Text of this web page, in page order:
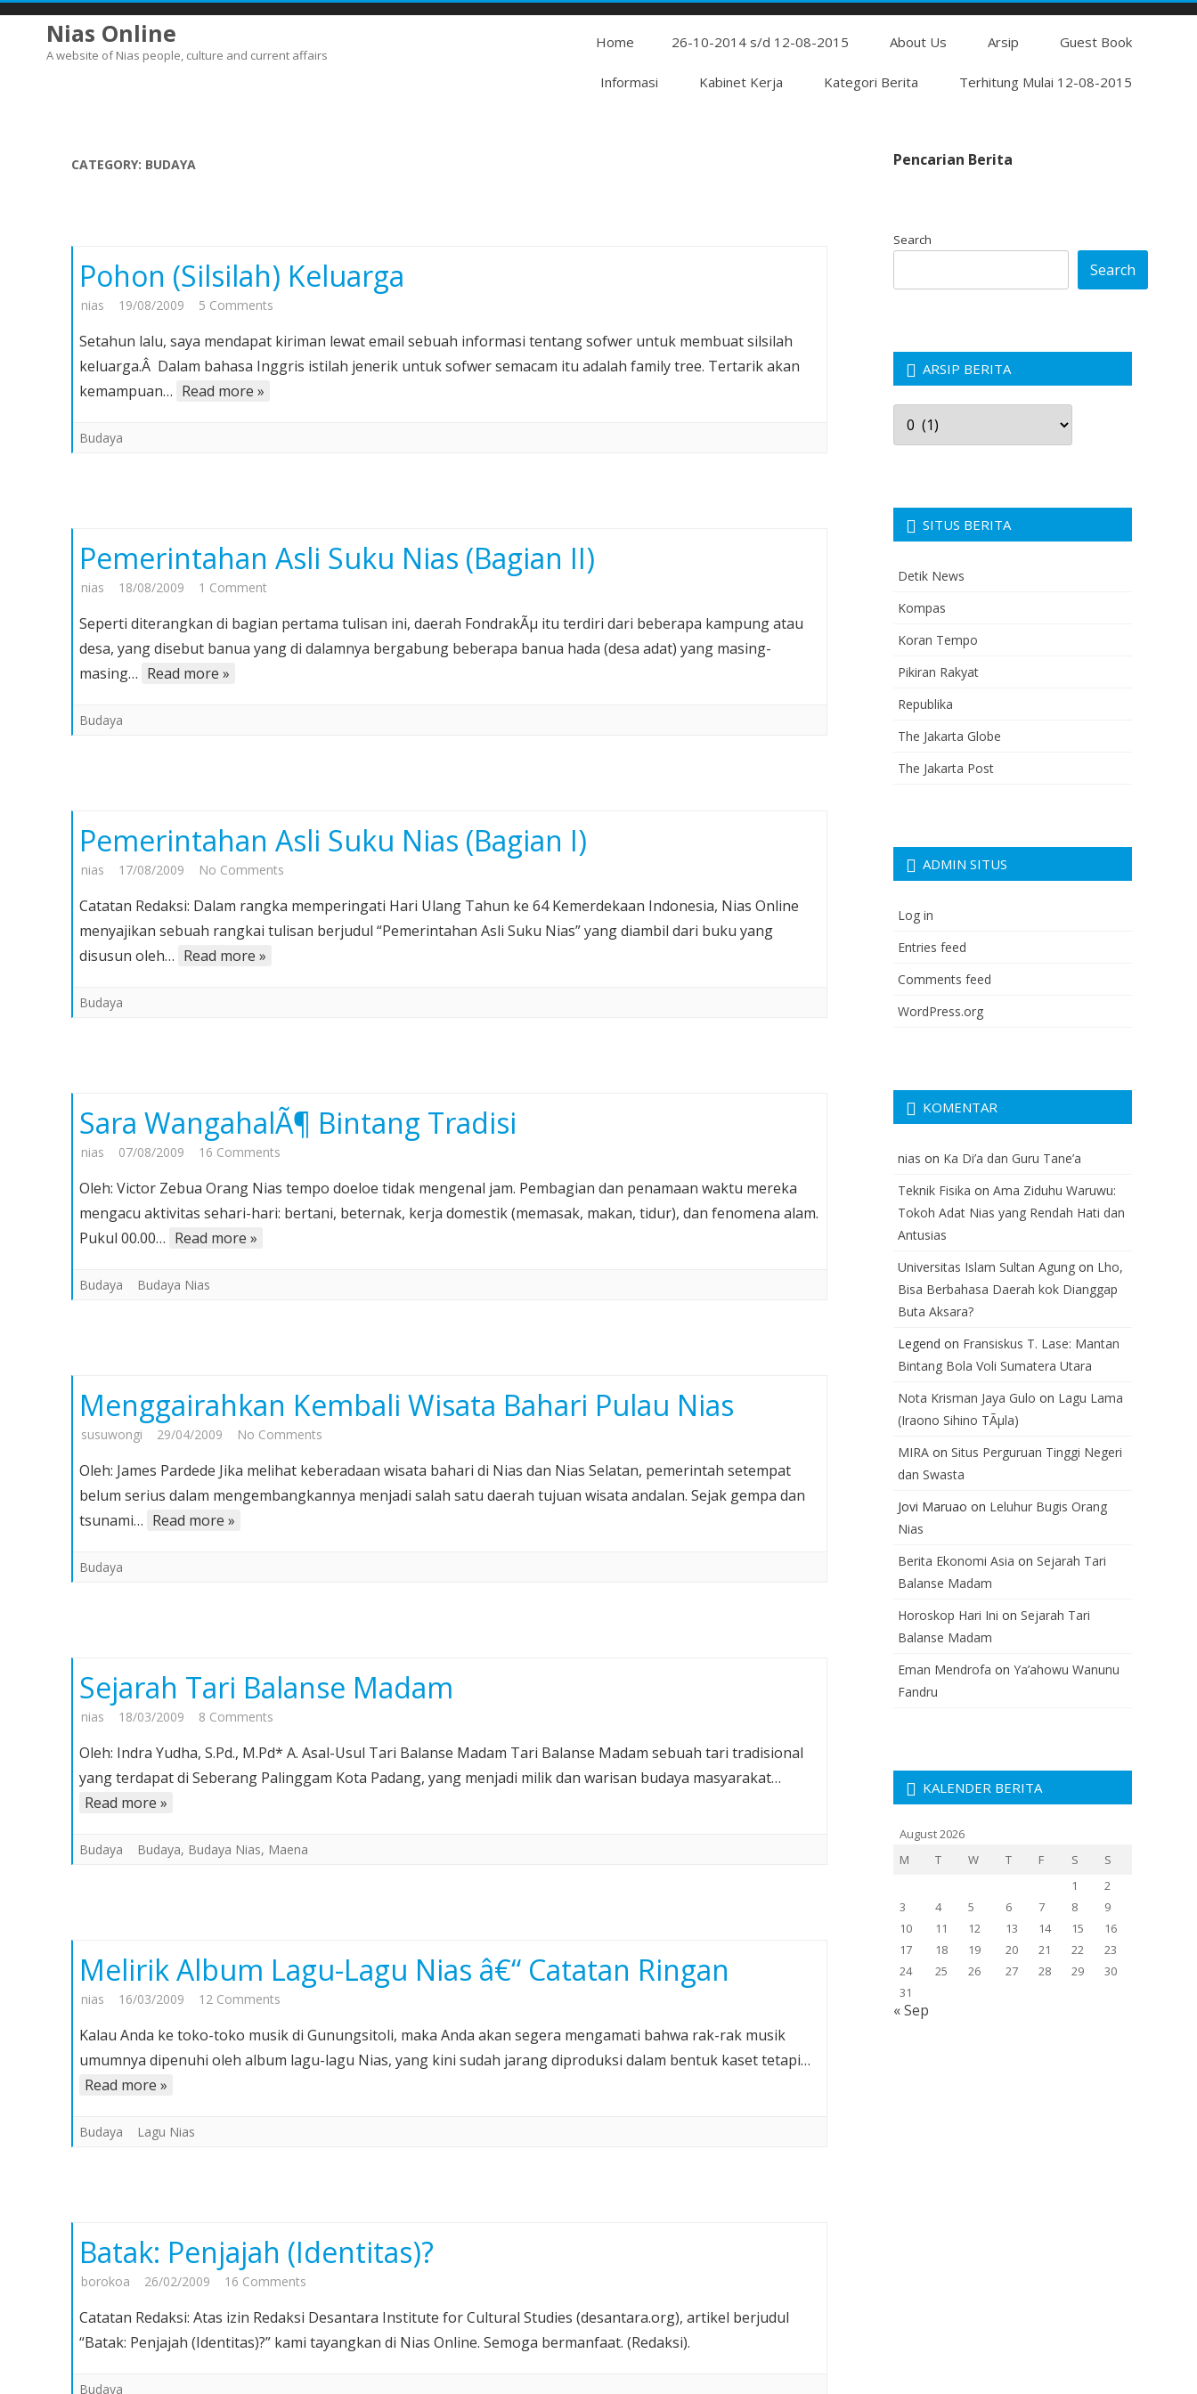
Nias Online
A website of Nias people, culture and current affairs
to
Home 26-10-2014 s/d 12-08-2015 About Us Arsip Guest Book
Informasi Kabinet Kerja Kategori Berita Terhitung Mulai 12-08-2015
CATEGORY: BUDAYA
Pohon (Silsilah) Keluarga
nias 19/08/2009 5 Comments
(Silsilah)
Keluarga
Setahun lalu, saya mendapat kiriman lewat email sebuah informasi tentang sofwer untuk membuat silsilah
keluarga.Â Dalam bahasa Inggris istilah jenerik untuk sofwer semacam itu adalah family tree. Tertarik akan
kemampuan… Read more »
Budaya
Pemerintahan Asli Suku Nias (Bagian II)
nias 18/08/2009 1 Comment
Asli
Suku
Seperti diterangkan di bagian pertama tulisan ini, daerah FondrakÃµ itu terdiri dari beberapa kampung atau
desa, yang disebut banua yang di dalamnya bergabung beberapa banua hada (desa adat) yang masing-
masing… Read more »
Budaya
Pemerintahan Asli Suku Nias (Bagian I)
nias 17/08/2009 No Comments
Asli
Suku
Catatan Redaksi: Dalam rangka memperingati Hari Ulang Tahun ke 64 Kemerdekaan Indonesia, Nias Online
menyajikan sebuah rangkai tulisan berjudul “Pemerintahan Asli Suku Nias” yang diambil dari buku yang
disusun oleh… Read more »
Budaya
Sara WangahalÃ¶ Bintang Tradisi
nias 07/08/2009 16 Comments
WangahalÃ¶
Bintang
Oleh: Victor Zebua Orang Nias tempo doeloe tidak mengenal jam. Pembagian dan penamaan waktu mereka
mengacu aktivitas sehari-hari: bertani, beternak, kerja domestik (memasak, makan, tidur), dan fenomena alam.
Pukul 00.00… Read more »
Budaya Budaya Nias
Menggairahkan Kembali Wisata Bahari Pulau Nias
susuwongi 29/04/2009 No Comments
Kembali
Wisata
Oleh: James Pardede Jika melihat keberadaan wisata bahari di Nias dan Nias Selatan, pemerintah setempat
belum serius dalam mengembangkannya menjadi salah satu daerah tujuan wisata andalan. Sejak gempa dan
tsunami… Read more »
Budaya
Sejarah Tari Balanse Madam
nias 18/03/2009 8 Comments
Tari
Balanse
Oleh: Indra Yudha, S.Pd., M.Pd* A. Asal-Usul Tari Balanse Madam Tari Balanse Madam sebuah tari tradisional
yang terdapat di Seberang Palinggam Kota Padang, yang menjadi milik dan warisan budaya masyarakat…
Read more »
Budaya Budaya, Budaya Nias, Maena
Melirik Album Lagu-Lagu Nias â€“ Catatan Ringan
nias 16/03/2009 12 Comments
Album
Lagu-
Kalau Anda ke toko-toko musik di Gunungsitoli, maka Anda akan segera mengamati bahwa rak-rak musik
umumnya dipenuhi oleh album lagu-lagu Nias, yang kini sudah jarang diproduksi dalam bentuk kaset tetapi…
Read more »
Budaya Lagu Nias
Batak: Penjajah (Identitas)?
borokoa 26/02/2009 16 Comments
Penjajah
(Identitas)?
Catatan Redaksi: Atas izin Redaksi Desantara Institute for Cultural Studies (desantara.org), artikel berjudul
“Batak: Penjajah (Identitas)?” kami tayangkan di Nias Online. Semoga bermanfaat. (Redaksi).
Budaya
Pencarian Berita
Search
Search
ARSIP BERITA
Arsip
Berita
SITUS BERITA
Detik News
Kompas
Koran Tempo
Pikiran Rakyat
Republika
The Jakarta Globe
The Jakarta Post
ADMIN SITUS
Log in
Entries feed
Comments feed
WordPress.org
KOMENTAR
nias on Ka Di’a dan Guru Tane’a
Teknik Fisika on Ama Ziduhu Waruwu:
Tokoh Adat Nias yang Rendah Hati dan
Antusias
Universitas Islam Sultan Agung on Lho,
Bisa Berbahasa Daerah kok Dianggap
Buta Aksara?
Legend on Fransiskus T. Lase: Mantan
Bintang Bola Voli Sumatera Utara
Nota Krisman Jaya Gulo on Lagu Lama
(Iraono Sihino TÃµla)
MIRA on Situs Perguruan Tinggi Negeri
dan Swasta
Jovi Maruao on Leluhur Bugis Orang
Nias
Berita Ekonomi Asia on Sejarah Tari
Balanse Madam
Horoskop Hari Ini on Sejarah Tari
Balanse Madam
Eman Mendrofa on Ya’ahowu Wanunu
Fandru
KALENDER BERITA
August 2026
M
T W T F S
S
1
2
3
4 5 6 7 8
9
10
11 12 13 14 15
16
17
18 19 20 21 22
23
24
25 26 27 28 29
30
31
« Sep